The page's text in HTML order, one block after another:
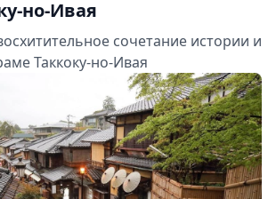
но-Ивая
сочетание истории и
Таккоку-но-Ивая